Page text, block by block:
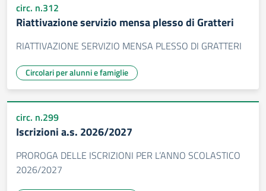
circ. n.312
Riattivazione servizio mensa plesso di Gratteri
RIATTIVAZIONE SERVIZIO MENSA PLESSO DI GRATTERI
Circolari per alunni e famiglie
circ. n.299
Iscrizioni a.s. 2026/2027
PROROGA DELLE ISCRIZIONI PER L’ANNO SCOLASTICO
2026/2027